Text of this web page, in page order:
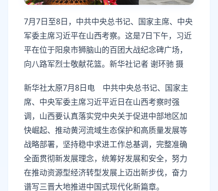
7月7日至8日，中共中央总书记、国家主席、中央
军委主席习近平在山西考察。这是7日下午，习近
平在位于阳泉市狮脑山的百团大战纪念碑广场，
向八路军烈士敬献花篮。新华社记者 谢环驰 摄
新华社太原7月8日电 中共中央总书记、国家主
席、中央军委主席习近平近日在山西考察时强
调，山西要认真落实党中央关于促进中部地区加
快崛起、推动黄河流域生态保护和高质量发展等
战略部署，坚持稳中求进工作总基调，完整准确
全面贯彻新发展理念，统筹好发展和安全，努力
在推动资源型经济转型发展上迈出新步伐，奋力
谱写三晋大地推进中国式现代化新篇章。